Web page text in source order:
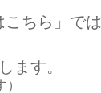
ちら」 では
ます。